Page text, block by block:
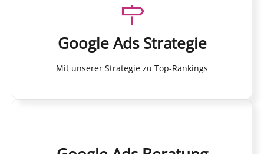
Google Ads Strategie
Mit unserer Strategie zu Top-Rankings